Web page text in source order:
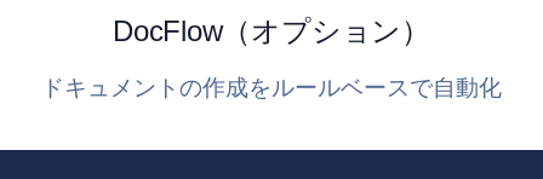
DocFlow（オプション）
ドキュメントの作成をルールベースで自動化